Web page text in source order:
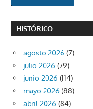
HISTÓRICO
agosto 2026 (7)
julio 2026 (79)
junio 2026 (114)
mayo 2026 (88)
abril 2026 (84)